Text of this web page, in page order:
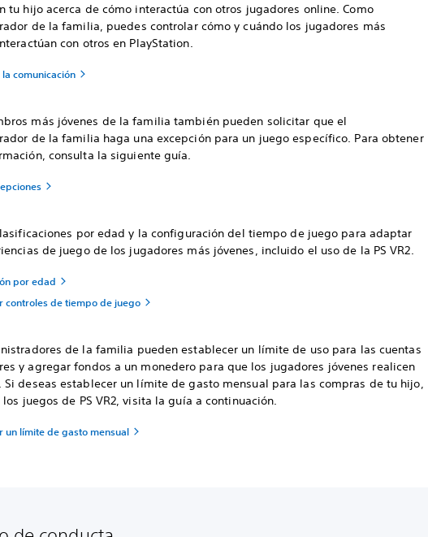
tu hijo acerca de cómo interactúa con otros jugadores online. Como
de la familia, puedes controlar cómo y cuándo los jugadores más
con otros en PlayStation.
comunicación
más jóvenes de la familia también pueden solicitar que el
de la familia haga una excepción para un juego específico. Para obtener
consulta la siguiente guía.
por edad y la configuración del tiempo de juego para adaptar
de juego de los jugadores más jóvenes, incluido el uso de la PS VR2.
por edad
controles de tiempo de juego
de la familia pueden establecer un límite de uso para las cuentas
y agregar fondos a un monedero para que los jugadores jóvenes realicen
Si deseas establecer un límite de gasto mensual para las compras de tu hijo,
juegos de PS VR2, visita la guía a continuación.
un límite de gasto mensual